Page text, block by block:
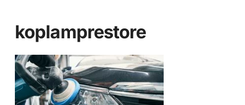
koplamprestore